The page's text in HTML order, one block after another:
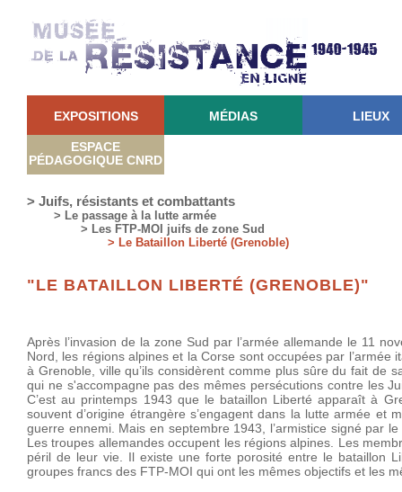
EXPOSITIONS MÉDIAS LIEUX
ESPACE
PÉDAGOGIQUE CNRD
> Juifs, résistants et combattants
> Le passage à la lutte armée
> Les FTP-MOI juifs de zone Sud
> Le Bataillon Liberté (Grenoble)
"LE BATAILLON LIBERTÉ (GRENOBLE)"
Après l’invasion de la zone Sud par l’armée allemande le 11
Nord, les régions alpines et la Corse sont occupées par l’armée
à Grenoble, ville qu’ils considèrent comme plus sûre du fait de
qui ne s'accompagne pas des mêmes persécutions contre les
C’est au printemps 1943 que le bataillon Liberté apparaît à
souvent d’origine étrangère s’engagent dans la lutte armée et
guerre ennemi. Mais en septembre 1943, l’armistice signé par
Les troupes allemandes occupent les régions alpines. Les
péril de leur vie. Il existe une forte porosité entre le bataillon
groupes francs des FTP-MOI qui ont les mêmes objectifs et les